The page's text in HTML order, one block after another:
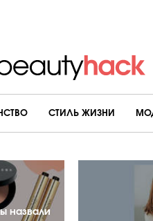
CТИЛЬ ЖИЗНИ
назвали